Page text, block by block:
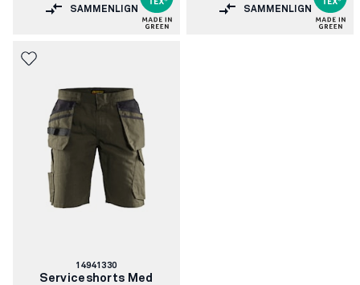
SAMMENLIGN SAMMENLIGN
Varenummer:
14941330
Serviceshorts Med